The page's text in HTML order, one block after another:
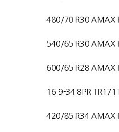
480/70 R30 AMAX
540/65 R30 AMAX
600/65 R28 AMAX
16.9-34 8PR
420/85 R34 AMAX